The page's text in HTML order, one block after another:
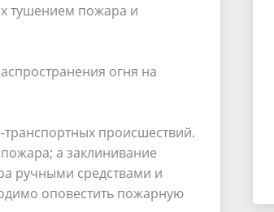
тушением пожара и
огня на
происшествий.
а заклинивание
ручными средствами и
оповестить пожарную